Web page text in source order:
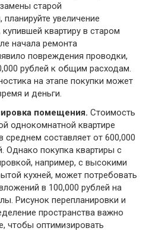
старой
увеличение
квартиру в старом
начала ремонта
повреждения проводки,
рублей к общим расходам.
на этапе покупки может
и деньги.
помещения. Стоимость
однокомнатной квартире
составляет от 600,000
Однако покупка квартиры с
например, с высокими
кухней, может потребовать
в 100,000 рублей на
Рисунок перепланировки и
пространства важно
чтобы оптимизировать